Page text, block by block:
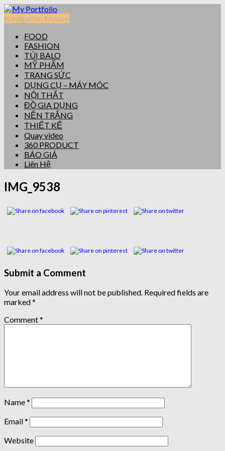
Navigation Menu+
FOOD
FASHION
TÚI BALO
MỸ PHẨM
TRANG SỨC
DỤNG CỤ – MÁY MÓC
NỘI THẤT
ĐỒ GIA DỤNG
NỀN TRẮNG
THIẾT KẾ
Quay video
360 PRODUCT
BÁO GIÁ
Liên Hệ
IMG_9538
Submit a Comment
Your email address will not be published. Required fields are
marked*
Comment*
Name*
Email*
Website